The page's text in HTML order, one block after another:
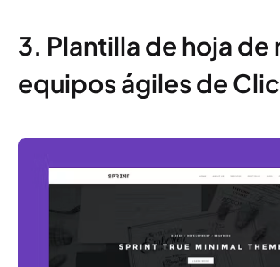
3. Plantilla de hoja de
equipos ágiles de